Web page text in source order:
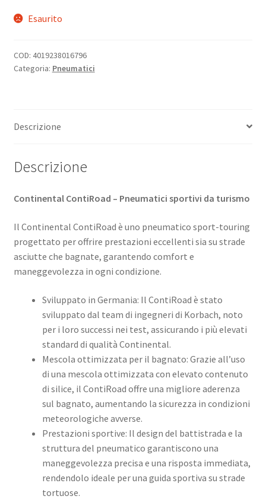
Esaurito
COD: 4019238016796
Categoria: Pneumatici
Descrizione
Descrizione
Continental ContiRoad – Pneumatici sportivi da turismo
Il Continental ContiRoad è uno pneumatico sport-touring
progettato per offrire prestazioni eccellenti sia su strade
asciutte che bagnate, garantendo comfort e
maneggevolezza in ogni condizione. ​
Sviluppato in Germania: Il ContiRoad è stato
sviluppato dal team di ingegneri di Korbach, noto
per i loro successi nei test, assicurando i più elevati
standard di qualità Continental. ​
Mescola ottimizzata per il bagnato: Grazie all’uso
di una mescola ottimizzata con elevato contenuto
di silice, il ContiRoad offre una migliore aderenza
sul bagnato, aumentando la sicurezza in condizioni
meteorologiche avverse. ​
Prestazioni sportive: Il design del battistrada e la
struttura del pneumatico garantiscono una
maneggevolezza precisa e una risposta immediata,
rendendolo ideale per una guida sportiva su strade
tortuose. ​